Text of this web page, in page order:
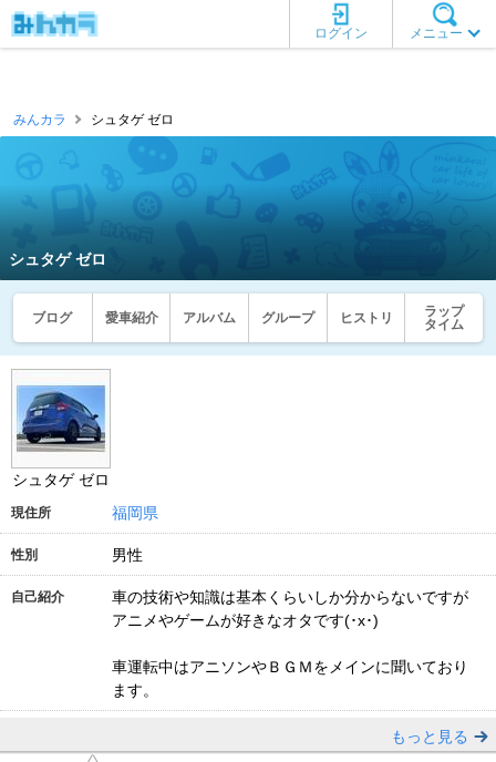
メニュー
ログイン
みんカラ シュタゲ ゼロ
シュタゲ ゼロ
ブログ 愛車紹介 アルバム グループ ヒストリ
ラップ
タイム
シュタゲ ゼロ
現住所 福岡県
性別 男性
自己紹介
車の技術や知識は基本くらいしか分からないですが
アニメやゲームが好きなオタです(･x･)
車運転中はアニソンやＢＧＭをメインに聞いており
ます。
もっと見る